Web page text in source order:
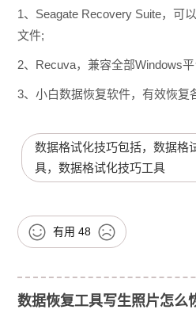
1、Seagate Recovery Suite，可
文件;
2、Recuva，兼容全部Windows
3、小白数据恢复软件，有效恢复
数据格试化技巧包括，数据格
具，数据格试化技巧工具
有用 48
数据恢复工具写生照片怎么